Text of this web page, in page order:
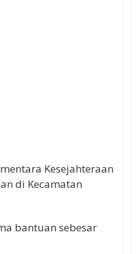
Kesejahteraan
di Kecamatan
bantuan sebesar